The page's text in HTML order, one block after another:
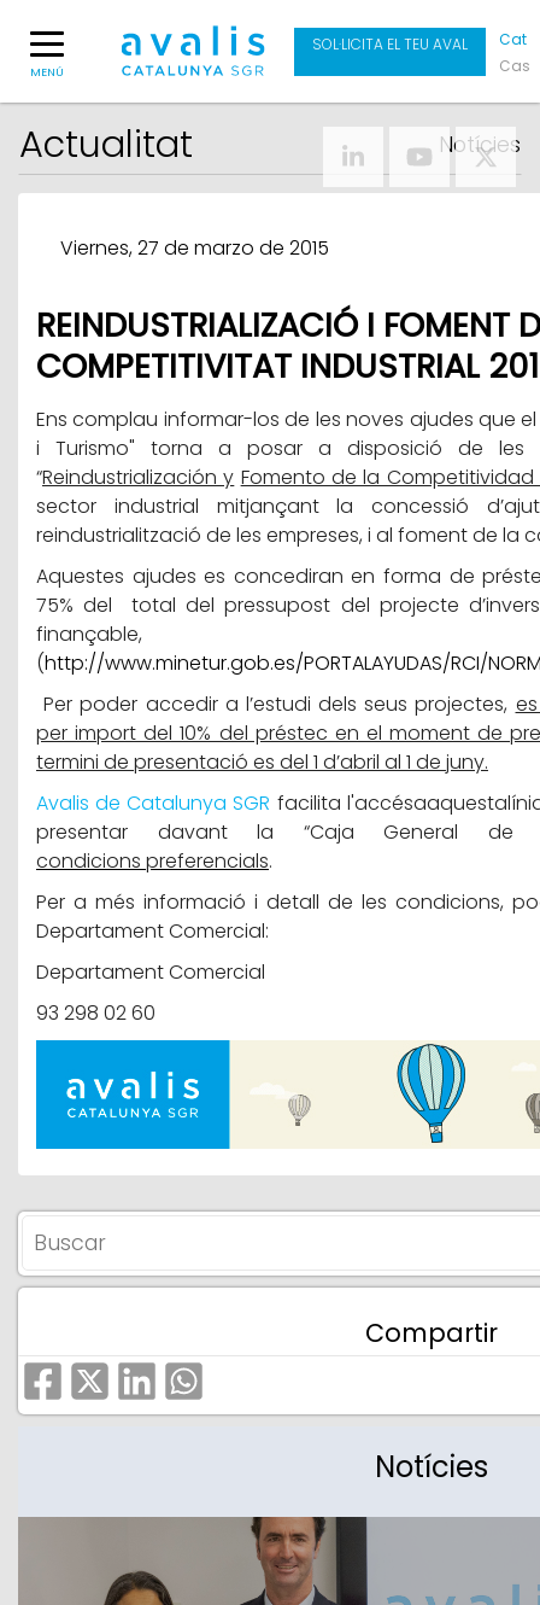
MENÚ
SOL·LICITA EL TEU AVAL
Cat
Cas
Actualitat Notícies
Viernes, 27 de marzo de 2015
REINDUSTRIALIZACIÓ I FOMENT
COMPETITIVITAT INDUSTRIAL
Ens complau informar-los de les noves ajudes que
i Turismo" torna a posar a disposició de les
“Reindustrialización y Fomento de la Competitividad
sector industrial mitjançant la concessió
reindustrialització de les empreses, i al foment de la
Aquestes ajudes es concediran en forma de
75% del total del pressupost del projecte
finançable,
(http://www.minetur.gob.es/PORTALAYUDAS/RCI/
Per poder accedir a l’estudi dels seus projectes,
per import del 10% del préstec en el moment de
termini de presentació es del 1 d’abril al 1 de juny.
Avalis de Catalunya SGR facilita l'accésaaquesta
presentar davant la “Caja General de
condicions preferencials.
Per a més informació i detall de les condicions,
Departament Comercial:
Departament Comercial
93 298 02 60
Compartir
Notícies